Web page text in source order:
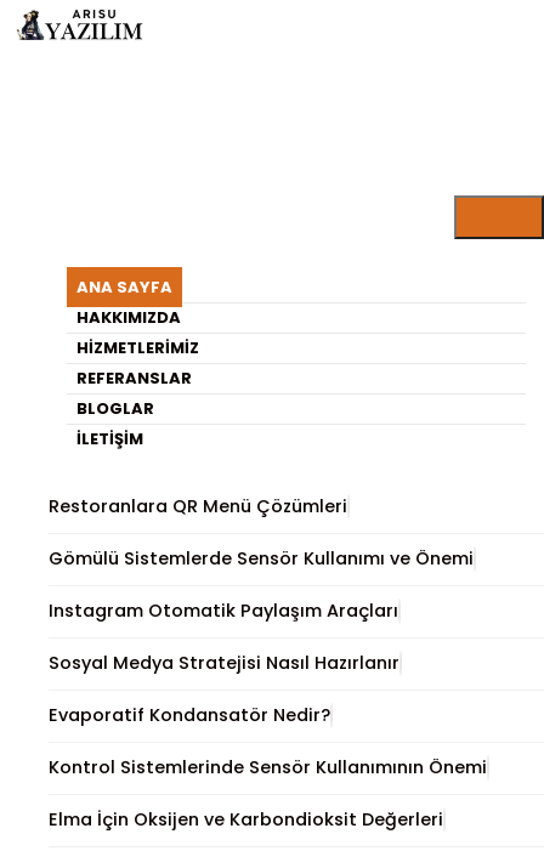
ANA SAYFA
HAKKIMIZDA
HIZMETLERIMIZ
REFERANSLAR
BLOGLAR
İLETIŞIM
Instagram Takipçi Nasıl
Kazanılır?
En Son Yayınlananlar
Sosyal Medya Reklamları ile Hızlı Büyüme
Restoranlara QR Menü Çözümleri
Gömülü Sistemlerde Sensör Kullanımı ve Önemi
Instagram Otomatik Paylaşım Araçları
Sosyal Medya Stratejisi Nasıl Hazırlanır
Evaporatif Kondansatör Nedir?
Kontrol Sistemlerinde Sensör Kullanımının Önemi
Elma İçin Oksijen ve Karbondioksit Değerleri